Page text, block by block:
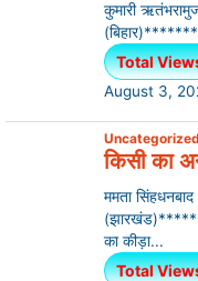
कुमारी
Total
August 3,
Uncategorized
किसी का
ममता सिंहधनबाद
का कीड़ा...
Total